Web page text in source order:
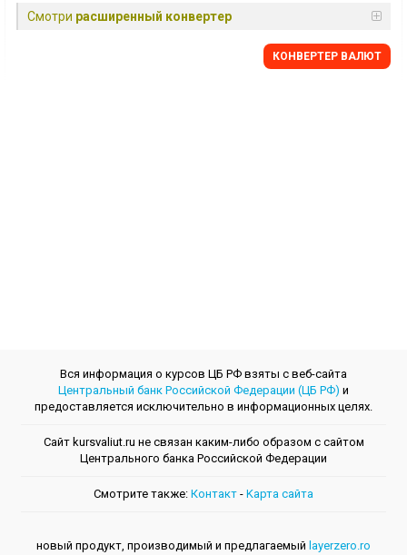
Смотри расширенный конвертер
КОНВЕРТЕР ВАЛЮТ
Вся информация о курсов ЦБ РФ взяты с веб-сайта
Центральный банк Российской Федерации (ЦБ РФ) и
предоставляется исключительно в информационных целях.
Сайт kursvaliut.ru не связан каким-либо образом с сайтом
Центрального банкa Российской Федерации
Смотрите также: Контакт - Kарта сайта
новый продукт, производимый и предлагаемый layerzero.ro